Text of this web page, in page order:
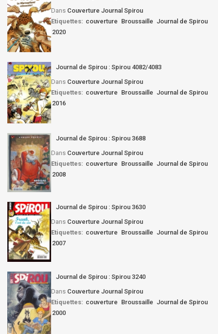
Dans Couverture Journal Spirou
Etiquettes: couverture Broussaille Journal de Spirou
2020
Journal de Spirou : Spirou 4082/4083
Dans Couverture Journal Spirou
Etiquettes: couverture Broussaille Journal de Spirou
2016
Journal de Spirou : Spirou 3688
Dans Couverture Journal Spirou
Etiquettes: couverture Broussaille Journal de Spirou
2008
Journal de Spirou : Spirou 3630
Dans Couverture Journal Spirou
Etiquettes: couverture Broussaille Journal de Spirou
2007
Journal de Spirou : Spirou 3240
Dans Couverture Journal Spirou
Etiquettes: couverture Broussaille Journal de Spirou
2000